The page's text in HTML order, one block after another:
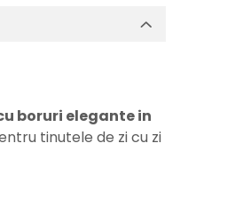
boruri elegante in
tinutele de zi cu zi